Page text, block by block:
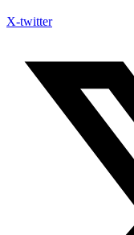
X-twitter